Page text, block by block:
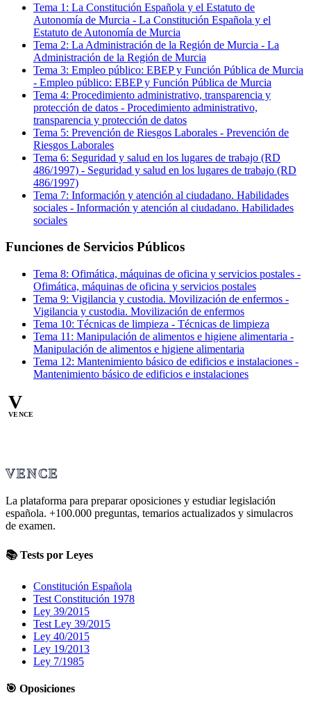
Tema 1 : La Constitución Española y el Estatuto de
Autonomía de Murcia - La Constitución Española y el
Estatuto de Autonomía de Murcia
Tema 2: La Administración de la Región de Murcia - La
Administración de la Región de Murcia
Tema 3: Empleo público: EBEP y Función Pública de Murcia
- Empleo público: EBEP y Función Pública de Murcia
Tema 4: Procedimiento administrativo, transparencia y
protección de datos - Procedimiento administrativo,
transparencia y protección de datos
Tema 5: Prevención de Riesgos Laborales - Prevención de
Riesgos Laborales
Tema 6: Seguridad y salud en los lugares de trabajo (RD
486/1997) - Seguridad y salud en los lugares de trabajo (RD
486/1997)
Tema 7: Información y atención al ciudadano. Habilidades
sociales - Información y atención al ciudadano. Habilidades
sociales
Funciones de Servicios Públicos
Tema 8: Ofimática, máquinas de oficina y servicios postales -
Ofimática, máquinas de oficina y servicios postales
Tema 9: Vigilancia y custodia. Movilización de enfermos -
Vigilancia y custodia. Movilización de enfermos
Tema 10: Técnicas de limpieza - Técnicas de limpieza
Tema 11 : Manipulación de alimentos e higiene alimentaria -
Manipulación de alimentos e higiene alimentaria
Tema 12: Mantenimiento básico de edificios e instalaciones -
Mantenimiento básico de edificios e instalaciones
V
VENCE
VENCE
La plataforma para preparar oposiciones y estudiar legislación
española. +100.000 preguntas, temarios actualizados y simulacros
de examen.
📚 Tests por Leyes
Constitución Española
Test Constitución 1978
Ley 39/2015
Test Ley 39/2015
Ley 40/2015
Ley 19/2013
Ley 7/1985
🎯 Oposiciones